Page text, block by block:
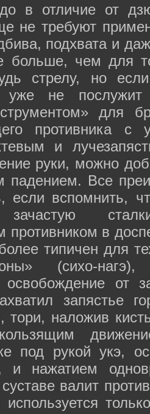
в отличие от
не требуют
подхвата и
чем для
стрелу, но
уже не
для
противника с
и
руки, можно
Все
если вспомнить,
зачастую
противником в
типичен для
(сихо-
освобождение от
запястье
тори, наложив
под рукой укэ,
и нажатием
валит